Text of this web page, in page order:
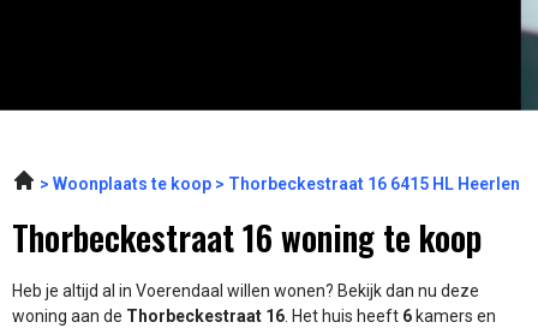
Woonplaats te koop Thorbeckestraat 16 6415 HL Heerlen
Thorbeckestraat 16 woning te koop
Heb je altijd al in Voerendaal willen wonen? Bekijk dan nu deze
woning aan de Thorbeckestraat 16. Het huis heeft 6 kamers en